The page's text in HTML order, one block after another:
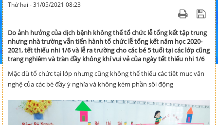
Thứ hai - 31/05/2021 08:23
Do ảnh hưởng của dịch bệnh không thể tổ chức lễ tổng kết tập trung
nhưng nhà trường vẫn tiến hành tổ chức lễ tổng kết năm học 2020-
2021, tết thiếu nhi 1/6 và lễ ra trường cho các bé 5 tuổi tại các lớp cũng
trang nghiêm và tràn đầy không khí vui vẻ của ngày tết thiếu nhi 1/6
Mặc dù tổ chức tại lớp nhưng cũng không thể thiếu các tiêt muc văn
nghệ của các bé đầy ý nghĩa và không kém phần sôi động